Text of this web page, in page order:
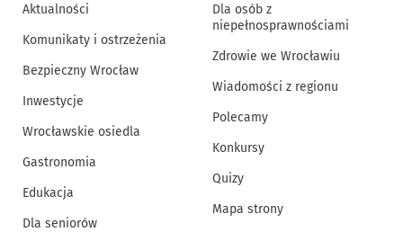
Aktualności
Komunikaty i ostrzeżenia
Bezpieczny Wrocław
Inwestycje
Wrocławskie osiedla
Gastronomia
Edukacja
Dla seniorów
Dla osób z
niepełnosprawnościami
Zdrowie we Wrocławiu
Wiadomości z regionu
Polecamy
Konkursy
Quizy
Mapa strony